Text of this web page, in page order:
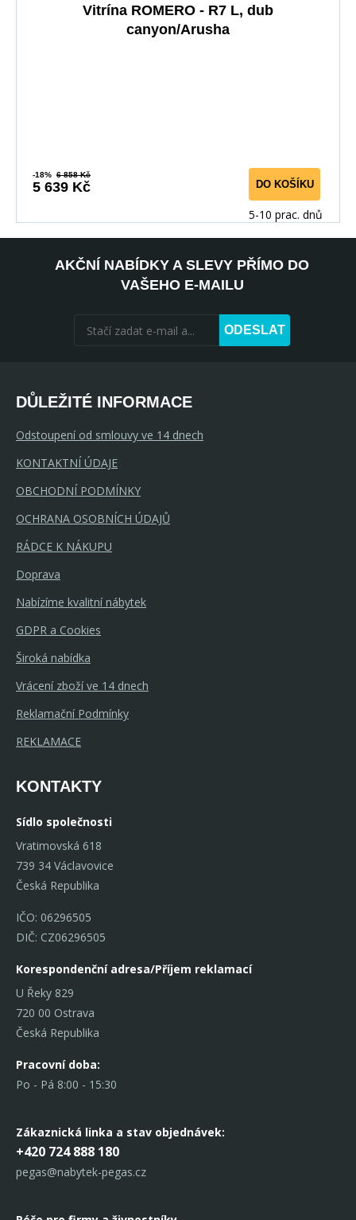
Vitrína ROMERO - R7 L, dub
canyon/Arusha
-18% 6 858 Kč
5 639 Kč DO KOŠÍKU
5-10 prac. dnů
AKČNÍ NABÍDKY A SLEVY PŘÍMO DO
VAŠEHO E-MAILU
ODESLAT
DŮLEŽITÉ INFORMACE
Odstoupení od smlouvy ve 14 dnech
KONTAKTNÍ ÚDAJE
OBCHODNÍ PODMÍNKY
OCHRANA OSOBNÍCH ÚDAJŮ
RÁDCE K NÁKUPU
Doprava
Nabízíme kvalitní nábytek
GDPR a Cookies
Široká nabídka
Vrácení zboží ve 14 dnech
Reklamační Podmínky
REKLAMACE
KONTAKTY
Sídlo společnosti
Vratimovská 618
739 34 Václavovice
Česká Republika
IČO: 06296505
DIČ: CZ06296505
Korespondenční adresa/Příjem reklamací
U Řeky 829
720 00 Ostrava
Česká Republika
Pracovní doba:
Po - Pá 8:00 - 15:30
Zákaznická linka a stav objednávek:
+420 724 888 180
pegas@nabytek-pegas.cz